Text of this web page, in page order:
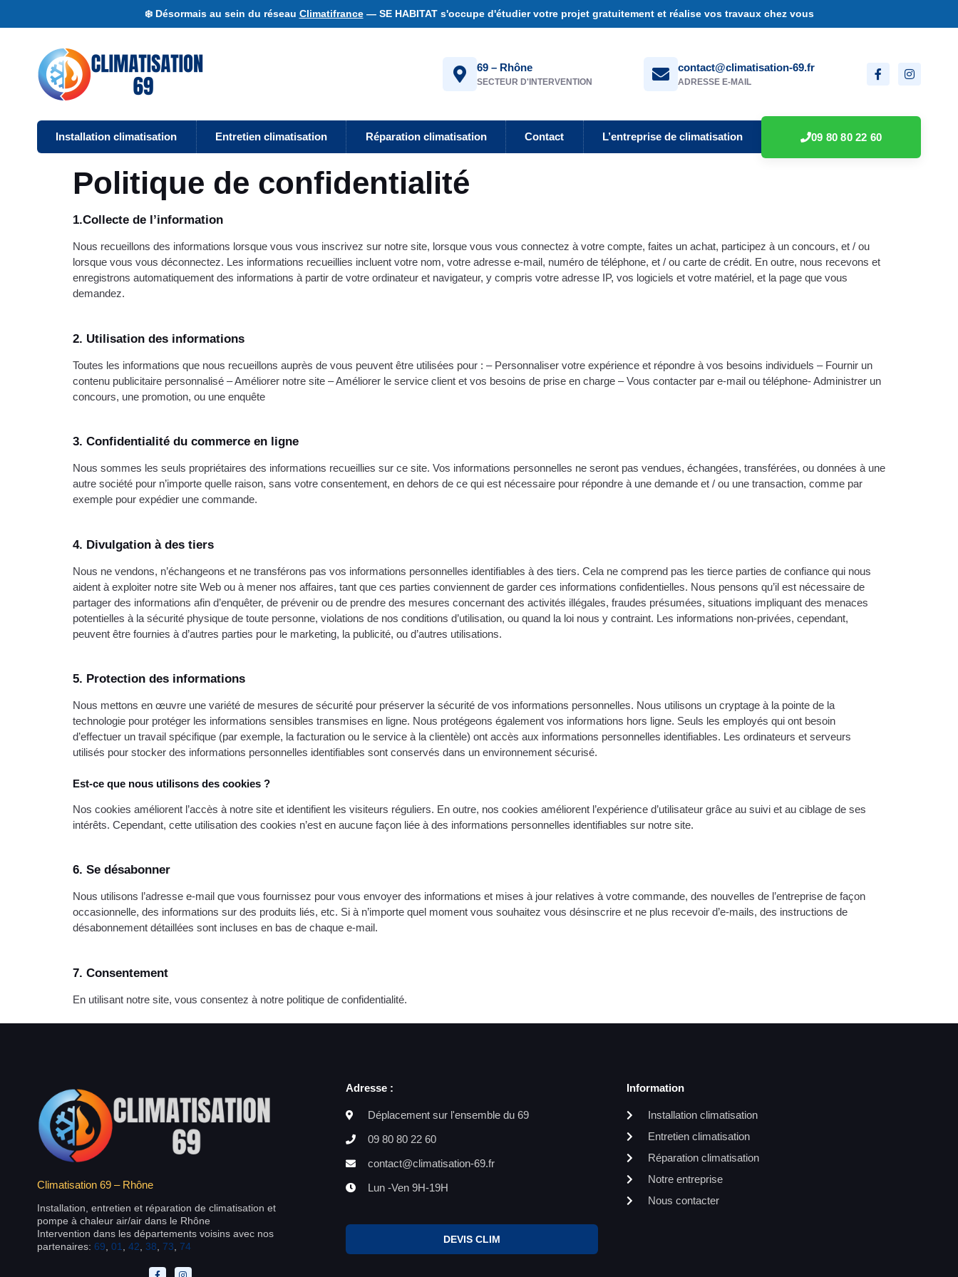
❄️ Désormais au sein du réseau Climatifrance— SE HABITAT s'occupe d'étudier votre projet gratuitement et réalise vos travaux chez vous
69 – Rhône
SECTEUR D'INTERVENTION
contact@climatisation-69.fr
ADRESSE E-MAIL
Installation climatisation Entretien climatisation Réparation climatisation Contact L’entreprise de climatisation 09 80 80 22 60
Politique de confidentialité
1.Collecte de l’information
Nous recueillons des informations lorsque vous vous inscrivez sur notre site, lorsque vous vous connectez à votre compte, faites un achat, participez à un concours, et / ou
lorsque vous vous déconnectez. Les informations recueillies incluent votre nom, votre adresse e-mail, numéro de téléphone, et / ou carte de crédit. En outre, nous recevons et
enregistrons automatiquement des informations à partir de votre ordinateur et navigateur, y compris votre adresse IP, vos logiciels et votre matériel, et la page que vous
demandez.
2. Utilisation des informations
Toutes les informations que nous recueillons auprès de vous peuvent être utilisées pour : – Personnaliser votre expérience et répondre à vos besoins individuels – Fournir un
contenu publicitaire personnalisé – Améliorer notre site – Améliorer le service client et vos besoins de prise en charge – Vous contacter par e-mail ou téléphone- Administrer un
concours, une promotion, ou une enquête
3. Confidentialité du commerce en ligne
Nous sommes les seuls propriétaires des informations recueillies sur ce site. Vos informations personnelles ne seront pas vendues, échangées, transférées, ou données à une
autre société pour n’importe quelle raison, sans votre consentement, en dehors de ce qui est nécessaire pour répondre à une demande et / ou une transaction, comme par
exemple pour expédier une commande.
4. Divulgation à des tiers
Nous ne vendons, n’échangeons et ne transférons pas vos informations personnelles identifiables à des tiers. Cela ne comprend pas les tierce parties de confiance qui nous
aident à exploiter notre site Web ou à mener nos affaires, tant que ces parties conviennent de garder ces informations confidentielles. Nous pensons qu’il est nécessaire de
partager des informations afin d’enquêter, de prévenir ou de prendre des mesures concernant des activités illégales, fraudes présumées, situations impliquant des menaces
potentielles à la sécurité physique de toute personne, violations de nos conditions d’utilisation, ou quand la loi nous y contraint. Les informations non-privées, cependant,
peuvent être fournies à d’autres parties pour le marketing, la publicité, ou d’autres utilisations.
5. Protection des informations
Nous mettons en œuvre une variété de mesures de sécurité pour préserver la sécurité de vos informations personnelles. Nous utilisons un cryptage à la pointe de la
technologie pour protéger les informations sensibles transmises en ligne. Nous protégeons également vos informations hors ligne. Seuls les employés qui ont besoin
d’effectuer un travail spécifique (par exemple, la facturation ou le service à la clientèle) ont accès aux informations personnelles identifiables. Les ordinateurs et serveurs
utilisés pour stocker des informations personnelles identifiables sont conservés dans un environnement sécurisé.
Est-ce que nous utilisons des cookies ?
Nos cookies améliorent l’accès à notre site et identifient les visiteurs réguliers. En outre, nos cookies améliorent l’expérience d’utilisateur grâce au suivi et au ciblage de ses
intérêts. Cependant, cette utilisation des cookies n’est en aucune façon liée à des informations personnelles identifiables sur notre site.
6. Se désabonner
Nous utilisons l’adresse e-mail que vous fournissez pour vous envoyer des informations et mises à jour relatives à votre commande, des nouvelles de l’entreprise de façon
occasionnelle, des informations sur des produits liés, etc. Si à n’importe quel moment vous souhaitez vous désinscrire et ne plus recevoir d’e-mails, des instructions de
désabonnement détaillées sont incluses en bas de chaque e-mail.
7. Consentement
En utilisant notre site, vous consentez à notre politique de confidentialité.
Climatisation 69 – Rhône
Installation, entretien et réparation de climatisation et
pompe à chaleur air/air dans le Rhône
Intervention dans les départements voisins avec nos
partenaires: 69, 01, 42, 38, 73, 74
Adresse :
Déplacement sur l'ensemble du 69
09 80 80 22 60
contact@climatisation-69.fr
Lun -Ven 9H-19H
DEVIS CLIM
Information
Installation climatisation
Entretien climatisation
Réparation climatisation
Notre entreprise
Nous contacter